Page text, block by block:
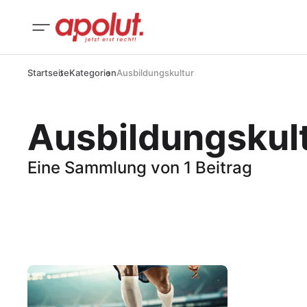
StartseiteKategorienAusbildungskultur
Eine Sammlung von 1 Beitrag